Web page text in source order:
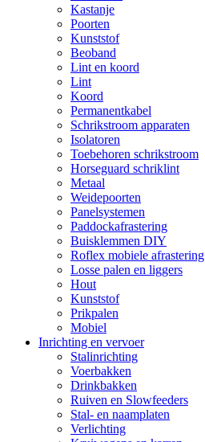
Kastanje
Poorten
Kunststof
Beoband
Lint en koord
Lint
Koord
Permanentkabel
Schrikstroom apparaten
Isolatoren
Toebehoren schrikstroom
Horseguard schriklint
Metaal
Weidepoorten
Panelsystemen
Paddockafrastering
Buisklemmen DIY
Roflex mobiele afrastering
Losse palen en liggers
Hout
Kunststof
Prikpalen
Mobiel
Inrichting en vervoer
Stalinrichting
Voerbakken
Drinkbakken
Ruiven en Slowfeeders
Stal- en naamplaten
Verlichting